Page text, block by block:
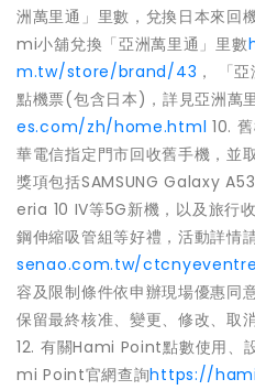
洲萬里通」里數，兌換日本來
mi小舖兌換「亞洲萬里通」里數
m.tw/store/brand/43 ， 「
點機票(包含日本)，詳見亞洲萬
es.com/zh/home.html 10.
華電信指定門市回收舊手機，並
獎項包括SAMSUNG Galaxy
eria 10 IV等5G新機，以及旅行
鋼伸縮吸管組等好禮，活動詳情
senao.com.tw/
容及限制條件依申辦現場優惠同
保留最終核准、變更、修改、取
12. 有關Hami Point點數使用、
mi Point官網查詢https://